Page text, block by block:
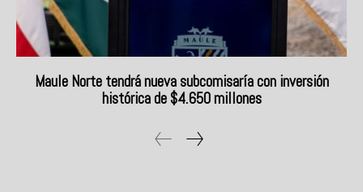
Maule Norte tendrá nueva subcomisaría con inversión
histórica de $4.650 millones